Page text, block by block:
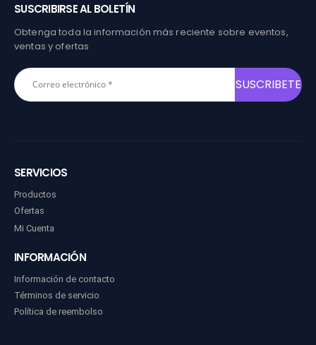
SUSCRIBIRSE AL BOLETÍN
Obtenga toda la información más reciente sobre eventos,
ventas y ofertas
SERVICIOS
Productos
Ofertas
Mi Cuenta
INFORMACIÓN
Información de contacto
Términos de servicio
Política de reembolso